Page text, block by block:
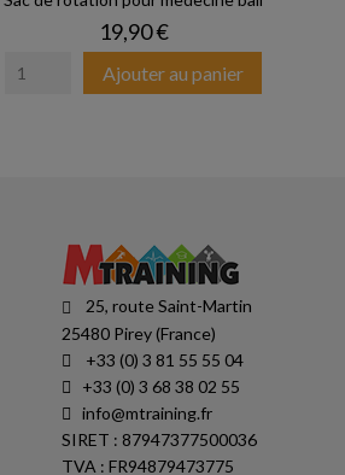
Prix
19,90 €
Ajouter au panier
25, route Saint-Martin
25480 Pirey (France)
+33 (0) 3 81 55 55 04
+33 (0) 3 68 38 02 55
info@mtraining.fr
SIRET : 87947377500036
TVA : FR94879473775